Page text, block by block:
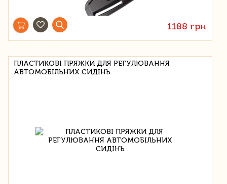
1188 грн
ПЛАСТИКОВІ ПРЯЖКИ ДЛЯ РЕГУЛЮВАННЯ
АВТОМОБІЛЬНИХ СИДІНЬ